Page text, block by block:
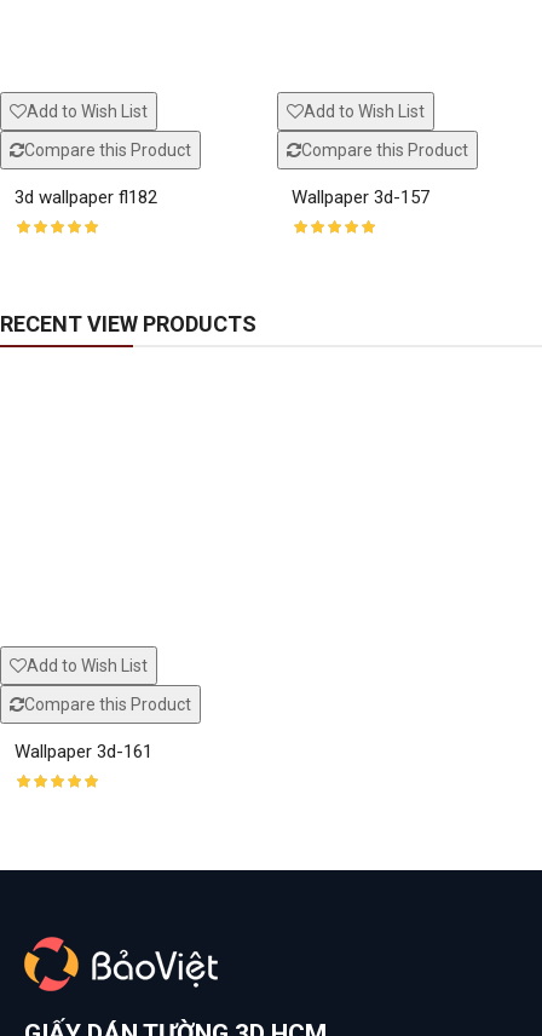
Add to Wish List
Compare this Product
3d wallpaper fl182
Add to Wish List
Compare this Product
Wallpaper 3d-157
RECENT VIEW PRODUCTS
Add to Wish List
Compare this Product
Wallpaper 3d-161